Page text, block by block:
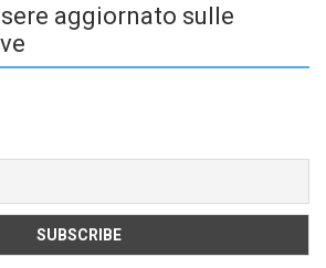
aggiornato sulle